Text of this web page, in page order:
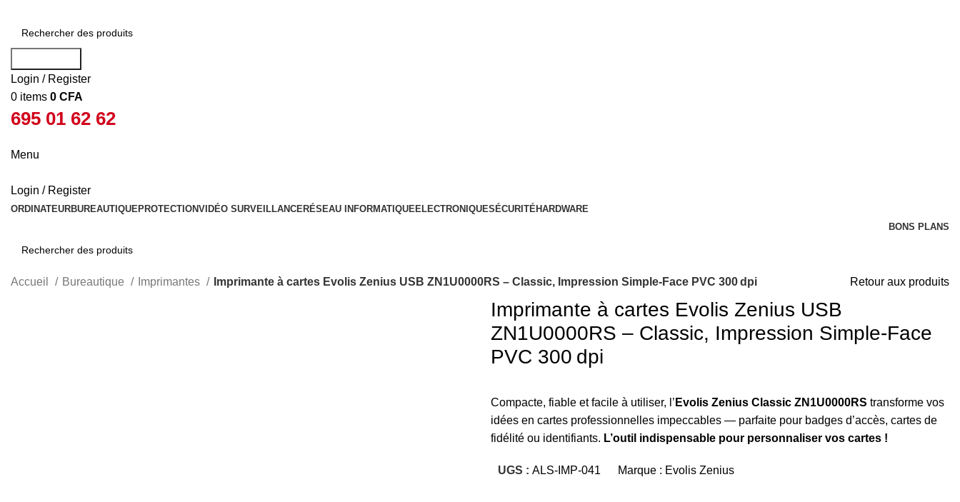
Login / Register
0 items 0 CFA
695 01 62 62
Menu
Login / Register
ORDINATEURBUREAUTIQUEPROTECTIONVIDÉO SURVEILLANCERÉSEAU INFORMATIQUEELECTRONIQUESÉCURITÉHARDWARE
BONS PLANS
Rechercher
Accueil Bureautique Imprimantes Imprimante à cartes Evolis Zenius USB ZN1U0000RS – Classic, Impression Simple‑Face PVC 300 dpi Retour aux produits
Imprimante à cartes Evolis Zenius USB
ZN1U0000RS – Classic, Impression Simple‑Face
PVC 300 dpi
Compacte, fiable et facile à utiliser, l’ Evolis Zenius Classic ZN1U0000RS transforme vos
idées en cartes professionnelles impeccables — parfaite pour badges d’accès, cartes de
fidélité ou identifiants. L’outil indispensable pour personnaliser vos cartes !
UGS : ALS-IMP-041 Marque : Evolis Zenius